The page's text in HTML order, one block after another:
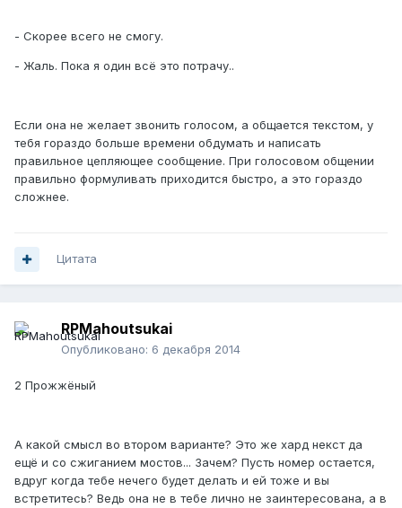
- Скорее всего не смогу.
- Жаль. Пока я один всё это потрачу..
Если она не желает звонить голосом, а общается текстом, у
тебя гораздо больше времени обдумать и написать
правильное цепляющее сообщение. При голосовом общении
правильно формуливать приходится быстро, а это гораздо
сложнее.
Цитата
RPMahoutsukai
Опубликовано: 6 декабря 2014
2 Прожжёный
А какой смысл во втором варианте? Это же хард некст да
ещё и со сжиганием мостов... Зачем? Пусть номер остается,
вдруг когда тебе нечего будет делать и ей тоже и вы
встретитесь? Ведь она не в тебе лично не заинтересована, а в